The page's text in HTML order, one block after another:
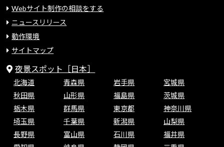
Webサイト制作の相談をする
ニュースリリース
動作環境
サイトマップ
夜景スポット［日本］
北海道 青森県 岩手県
宮城県
秋田県
山形県 福島県
茨城県
栃木県
群馬県 東京都
神奈川県
埼玉県
千葉県 新潟県
山梨県
長野県
富山県 石川県
福井県